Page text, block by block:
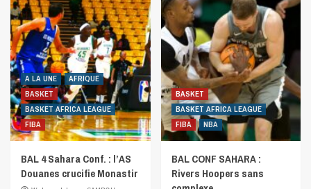
A LA UNE
AFRIQUE
BASKET
BASKET AFRICA LEAGUE
FIBA
BAL 4 Sahara Conf. : l’AS
Douanes crucifie Monastir
BASKET
BASKET AFRICA LEAGUE
FIBA
NBA
BAL CONF SAHARA :
Rivers Hoopers sans